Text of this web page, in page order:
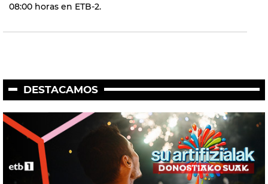
08:00 horas en ETB-2.
DESTACAMOS